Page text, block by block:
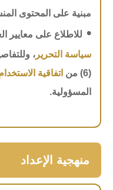
مبنية على المحتوى
• للاطلاع على معايير
سياسة التحرير ،
(6) من
اتفاقية
المسؤولية.
منهجية الإعداد